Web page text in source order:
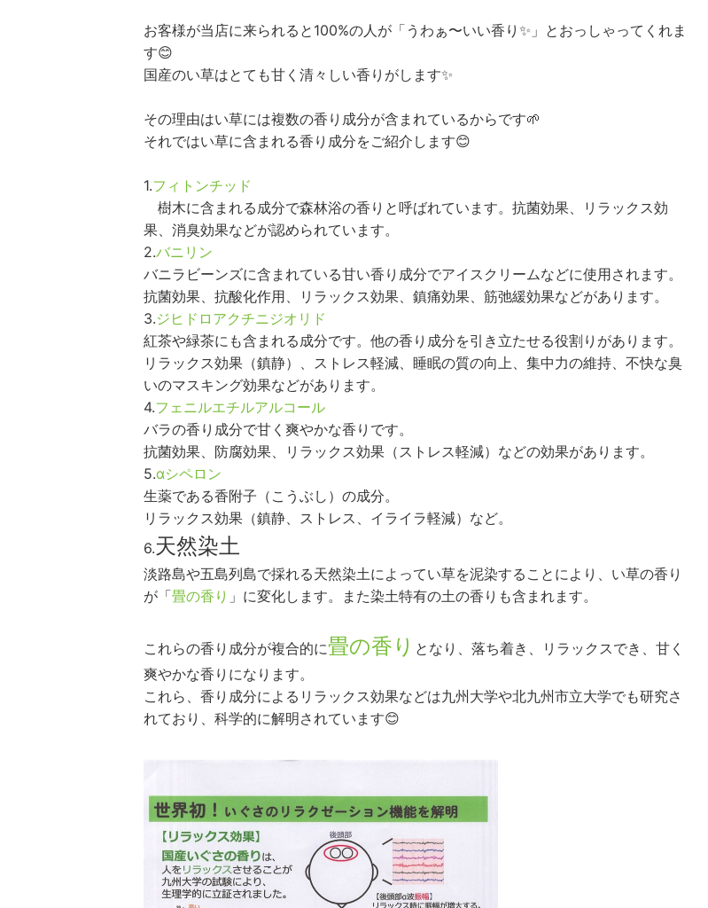
お客様が当店に来られると100%の人が「うわぁ〜いい香り✨」とおっしゃってくれま
す😊
国産のい草はとても甘く清々しい香りがします✨
その理由はい草には複数の香り成分が含まれているからです🌱
それではい草に含まれる香り成分をご紹介します😊
1.フィトンチッド
樹木に含まれる成分で森林浴の香りと呼ばれています。抗菌効果、リラックス効
果、消臭効果などが認められています。
2.バニリン
バニラビーンズに含まれている甘い香り成分でアイスクリームなどに使用されます。
抗菌効果、抗酸化作用、リラックス効果、鎮痛効果、筋弛緩効果などがあります。
3.ジヒドロアクチニジオリド
紅茶や緑茶にも含まれる成分です。他の香り成分を引き立たせる役割りがあります。
リラックス効果（鎮静）、ストレス軽減、睡眠の質の向上、集中力の維持、不快な臭
いのマスキング効果などがあります。
4.フェニルエチルアルコール
バラの香り成分で甘く爽やかな香りです。
抗菌効果、防腐効果、リラックス効果（ストレス軽減）などの効果があります。
5.αシペロン
生薬である香附子（こうぶし）の成分。
リラックス効果（鎮静、ストレス、イライラ軽減）など。
6.天然染土
淡路島や五島列島で採れる天然染土によってい草を泥染することにより、い草の香り
が「畳の香り 」に変化します。また染土特有の土の香りも含まれます。
これらの香り成分が複合的に畳の香り となり、落ち着き、リラックスでき、甘く
爽やかな香りになります。
これら、香り成分によるリラックス効果などは九州大学や北九州市立大学でも研究さ
れており、科学的に解明されています😊